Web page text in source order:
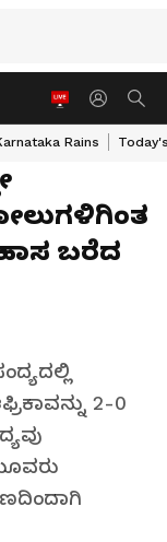
Rains
ಬರೆದ
2-0